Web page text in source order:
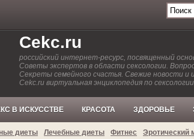
Cekc.ru
российский интернет-ресурс, посвященный
Советы экспертов в области сексологии.
Секреты семейного счастья. Свежие новости и
Cekc.ru виртуальная энциклопедия по
В ИСКУССТВЕ КРАСОТА ЗДОРОВЬЕ
диеты Лечебные диеты Фитнес Эротический